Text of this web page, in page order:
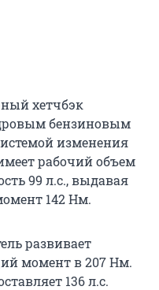
хетчбэк
бензиновым
изменения
рабочий объем
99 л.с., выдавая
142 Нм.
развивает
момент в 207 Нм.
136 л.с.